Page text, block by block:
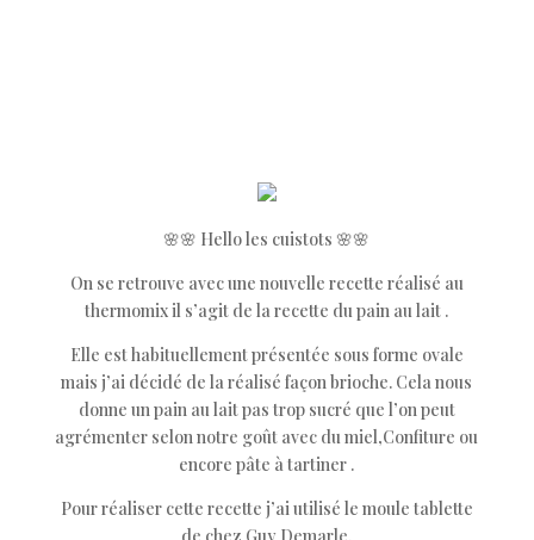
🌸🌸 Hello les cuistots 🌸🌸
On se retrouve avec une nouvelle recette réalisé au
thermomix il s’agit de la recette du pain au lait .
Elle est habituellement présentée sous forme ovale
mais j’ai décidé de la réalisé façon brioche. Cela nous
donne un pain au lait pas trop sucré que l’on peut
agrémenter selon notre goût avec du miel,Confiture ou
encore pâte à tartiner .
Pour réaliser cette recette j’ai utilisé le moule tablette